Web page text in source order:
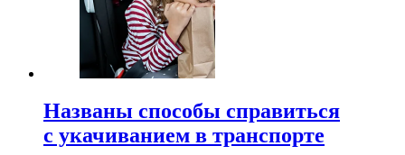
Названы способы справиться
с укачиванием в транспорте